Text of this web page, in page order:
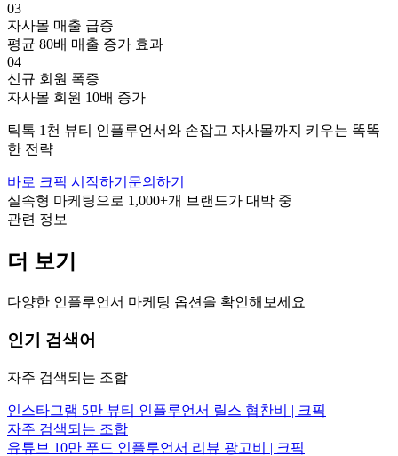
03
자사몰 매출 급증
평균 80배 매출 증가 효과
04
신규 회원 폭증
자사몰 회원 10배 증가
틱톡 1천 뷰티 인플루언서와 손잡고 자사몰까지 키우는 똑똑
한 전략
바로 크픽 시작하기 문의하기
실속형 마케팅으로 1,000+개 브랜드가 대박 중
관련 정보
더 보기
다양한 인플루언서 마케팅 옵션을 확인해보세요
인기 검색어
자주 검색되는 조합
인스타그램 5만 뷰티 인플루언서 릴스 협찬비 | 크픽
자주 검색되는 조합
유튜브 10만 푸드 인플루언서 리뷰 광고비 | 크픽